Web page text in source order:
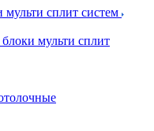
сплит систем
мульти сплит